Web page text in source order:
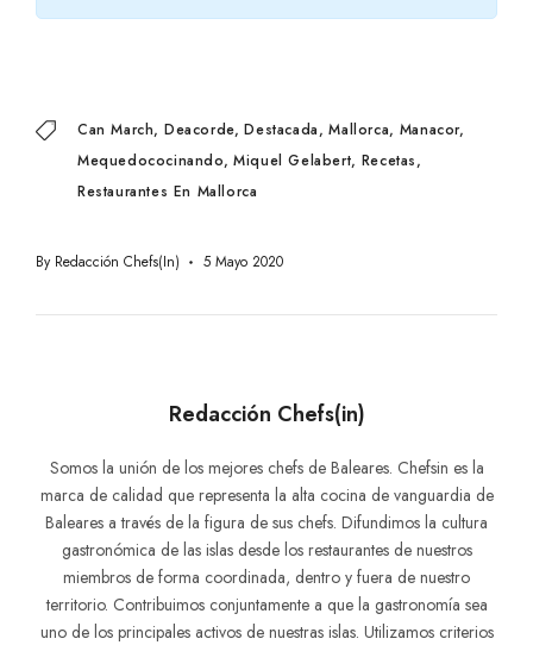
Can March Deacorde Destacada Mallorca Manacor
Mequedococinando Miquel Gelabert Recetas
Restaurantes En Mallorca
By Redacción Chefs(in) 5 Mayo 2020
Redacción Chefs(in)
Somos la unión de los mejores chefs de Baleares. Chefsin es la
marca de calidad que representa la alta cocina de vanguardia de
Baleares a través de la figura de sus chefs. Difundimos la cultura
gastronómica de las islas desde los restaurantes de nuestros
miembros de forma coordinada, dentro y fuera de nuestro
territorio. Contribuimos conjuntamente a que la gastronomía sea
uno de los principales activos de nuestras islas. Utilizamos criterios